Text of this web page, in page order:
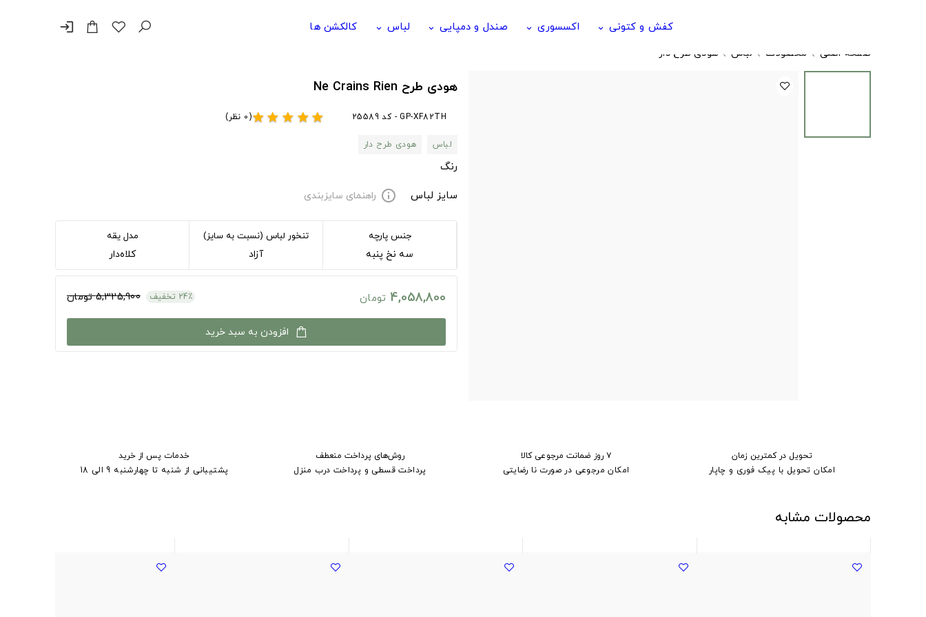
کفش و کتونی keyboard_arrow_down اکسسوری keyboard_arrow_down صندل و دمپایی keyboard_arrow_down لباس keyboard_arrow_down کالکشن ها login
صفحه اصلی محصولات لباس هودی طرح دار
هودی طرح Ne Crains Rien
GP-XF82TH - کد 25589 star
star
star
star
star(0 نظر)
لباس
هودی طرح دار
رنگ
سایز لباس
info راهنمای سایزبندی
جنس پارچه
سه نخ پنبه
تنخور لباس (نسبت به سایز)
آزاد
مدل یقه
کلاه‌دار
4,058,800 تومان 24٪ تخفیف 5,325,900 تومان
افزودن به سبد خرید
تحویل در کمترین زمان
امکان تحویل با پیک فوری و چاپار
۷ روز ضمانت مرجوعی کالا
امکان مرجوعی در صورت نا رضایتی
روش‌های پرداخت منعطف
پرداخت قسطی و پرداخت درب منزل
خدمات پس از خرید
پشتیبانی از شنبه تا چهارشنبه 9 الی 18
محصولات مشابه